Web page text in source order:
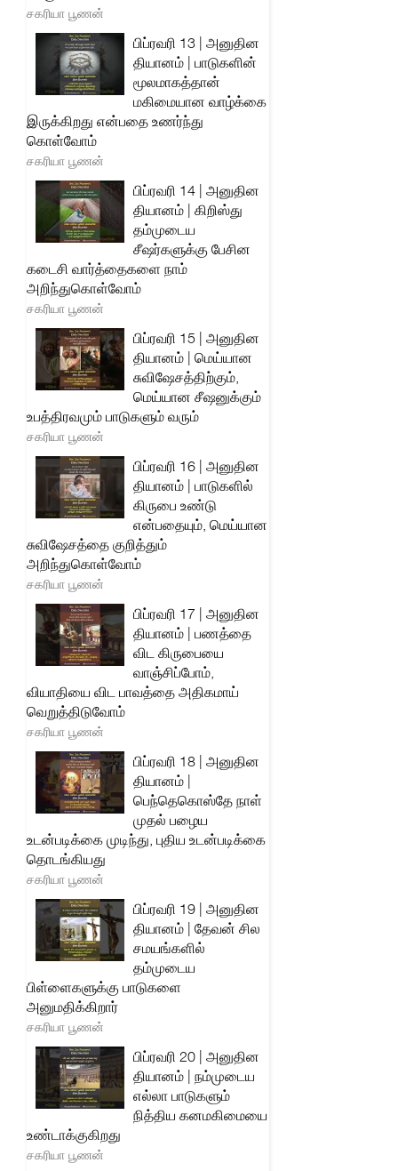
சகரியா பூணன்
பிப்ரவரி 13 | அனுதின
தியானம் | பாடுகளின்
மூலமாகத்தான்
மகிமையான வாழ்க்கை
இருக்கிறது என்பதை உணர்ந்து
கொள்வோம்
சகரியா பூணன்
பிப்ரவரி 14 | அனுதின
தியானம் | கிறிஸ்து
தம்முடைய
சீஷர்களுக்கு பேசின
கடைசி வார்த்தைகளை நாம்
அறிந்துகொள்வோம்
சகரியா பூணன்
பிப்ரவரி 15 | அனுதின
தியானம் | மெய்யான
சுவிஷேசத்திற்கும்,
மெய்யான சீஷனுக்கும்
உபத்திரவமும் பாடுகளும் வரும்
சகரியா பூணன்
பிப்ரவரி 16 | அனுதின
தியானம் | பாடுகளில்
கிருபை உண்டு
என்பதையும், மெய்யான
சுவிஷேசத்தை குறித்தும்
அறிந்துகொள்வோம்
சகரியா பூணன்
பிப்ரவரி 17 | அனுதின
தியானம் | பணத்தை
விட கிருபையை
வாஞ்சிப்போம்,
வியாதியை விட பாவத்தை அதிகமாய்
வெறுத்திடுவோம்
சகரியா பூணன்
பிப்ரவரி 18 | அனுதின
தியானம் |
பெந்தெகொஸ்தே நாள்
முதல் பழைய
உடன்படிக்கை முடிந்து, புதிய உடன்படிக்கை
தொடங்கியது
சகரியா பூணன்
பிப்ரவரி 19 | அனுதின
தியானம் | தேவன் சில
சமயங்களில்
தம்முடைய
பிள்ளைகளுக்கு பாடுகளை
அனுமதிக்கிறார்
சகரியா பூணன்
பிப்ரவரி 20 | அனுதின
தியானம் | நம்முடைய
எல்லா பாடுகளும்
நித்திய கனமகிமையை
உண்டாக்குகிறது
சகரியா பூணன்